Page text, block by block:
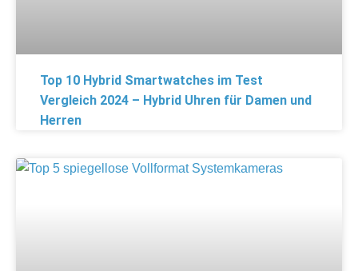
Top 10 Hybrid Smartwatches im Test
Vergleich 2024 – Hybrid Uhren für Damen und
Herren